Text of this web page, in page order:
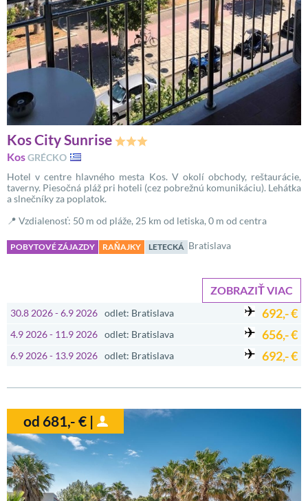
Kos City Sunrise
KosGRÉCKO
Hotel v centre hlavného mesta Kos. V okolí obchody, reštaurácie,
taverny. Piesočná pláž pri hoteli (cez pobrežnú komunikáciu). Lehátka
a slnečníky za poplatok.
📍 Vzdialenosť: 50 m od pláže, 25 km od letiska, 0 m od centra
POBYTOVÉ ZÁJAZDY RAŇAJKY LETECKÁ Bratislava
ZOBRAZIŤ VIAC
30.8 2026 - 6.9 2026 odlet: Bratislava 692,- €
4.9 2026 - 11.9 2026 odlet: Bratislava 656,- €
6.9 2026 - 13.9 2026 odlet: Bratislava 692,- €
od 681,- € |